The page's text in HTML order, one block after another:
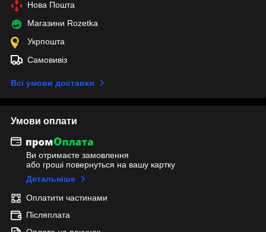
Нова Пошта
Магазини Rozetka
Укрпошта
Самовивіз
Всі умови доставки
Умови оплати
Ви отримаєте замовлення
або гроші повернуться на вашу картку
Детальніше
Оплатити частинами
Післяплата